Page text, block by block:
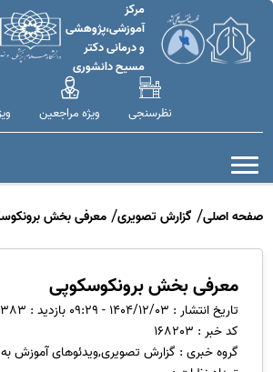
مرکز
آموزشی،پژوهشی
و درمانی دکتر
مسیح دانشوری
نظرسنجی ویژه مراجعین
صفحه اصلی گزارش تصویری معرفی بخش
معرفی بخش برونکوسکوپی
تاریخ انتشار : 1404/12/03 - 09:29 بازدید : 383
کد خبر : 168203
گروه خبری : گزارش تصویری,ویدئوهای آموزش به